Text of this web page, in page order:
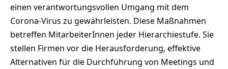
einen verantwortungsvollen Umgang mit dem
Corona-Virus zu gewährleisten. Diese Maßnahmen
betreffen MitarbeiterInnen jeder Hierarchiestufe. Sie
stellen Firmen vor die Herausforderung, effektive
Alternativen für die Durchführung von Meetings und